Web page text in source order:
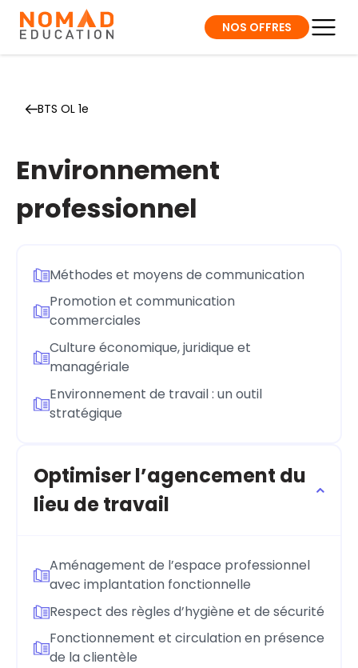
NOS OFFRES
BTS OL 1e
Environnement
professionnel
Méthodes et moyens de communication
Promotion et communication
commerciales
Culture économique, juridique et
managériale
Environnement de travail : un outil
stratégique
Optimiser l’agencement du
lieu de travail
Aménagement de l’espace professionnel
avec implantation fonctionnelle
Respect des règles d’hygiène et de sécurité
Fonctionnement et circulation en présence
de la clientèle